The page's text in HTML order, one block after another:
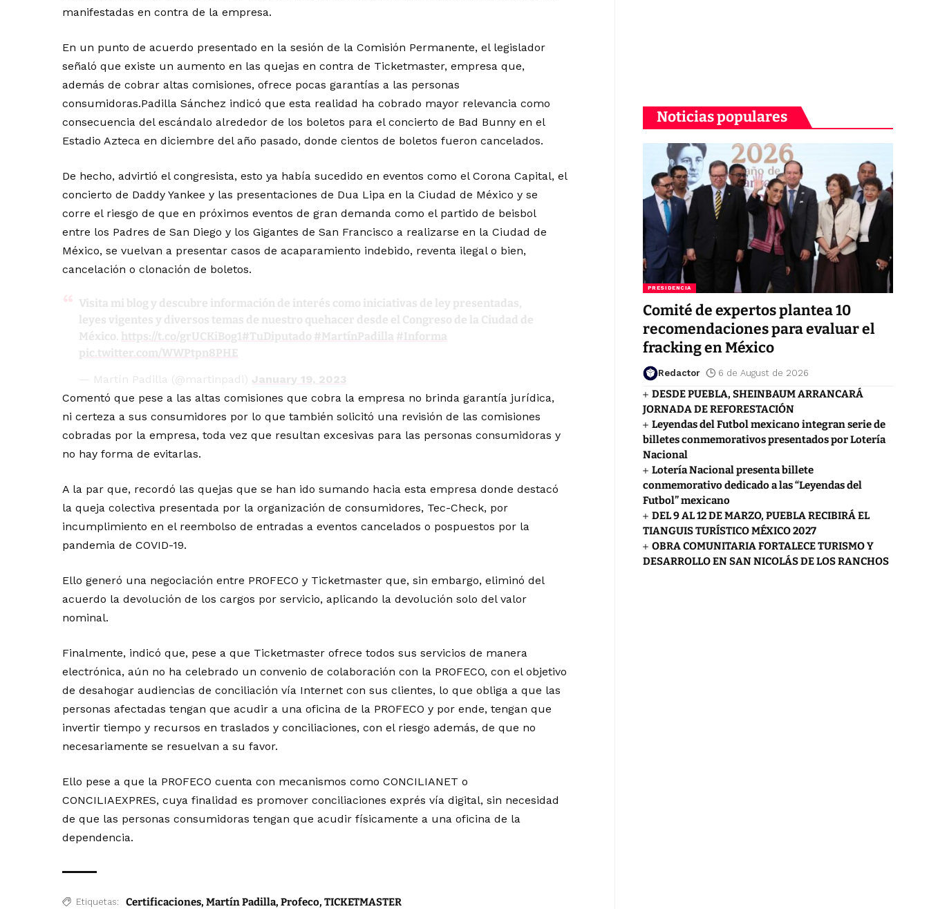
manifestadas en contra de la empresa.
En un punto de acuerdo presentado en la sesión de la Comisión Permanente, el legislador
señaló que existe un aumento en las quejas en contra de Ticketmaster, empresa que,
además de cobrar altas comisiones, ofrece pocas garantías a las personas
consumidoras.Padilla Sánchez indicó que esta realidad ha cobrado mayor relevancia como
consecuencia del escándalo alrededor de los boletos para el concierto de Bad Bunny en el
Estadio Azteca en diciembre del año pasado, donde cientos de boletos fueron cancelados.
De hecho, advirtió el congresista, esto ya había sucedido en eventos como el Corona Capital, el
concierto de Daddy Yankee y las presentaciones de Dua Lipa en la Ciudad de México y se
corre el riesgo de que en próximos eventos de gran demanda como el partido de beisbol
entre los Padres de San Diego y los Gigantes de San Francisco a realizarse en la Ciudad de
México, se vuelvan a presentar casos de acaparamiento indebido, reventa ilegal o bien,
cancelación o clonación de boletos.
Visita mi blog y descubre información de interés como iniciativas de ley presentadas,
leyes vigentes y diversos temas de nuestro quehacer desde el Congreso de la Ciudad de
México. https://t.co/grUCKiBog1#TuDiputado #MartínPadilla #Informa
pic.twitter.com/WWPtpn8PHE
— Martín Padilla (@martinpadi) January 19, 2023
Comentó que pese a las altas comisiones que cobra la empresa no brinda garantía jurídica,
ni certeza a sus consumidores por lo que también solicitó una revisión de las comisiones
cobradas por la empresa, toda vez que resultan excesivas para las personas consumidoras y
no hay forma de evitarlas.
A la par que, recordó las quejas que se han ido sumando hacia esta empresa donde destacó
la queja colectiva presentada por la organización de consumidores, Tec-Check, por
incumplimiento en el reembolso de entradas a eventos cancelados o pospuestos por la
pandemia de COVID-19.
Ello generó una negociación entre PROFECO y Ticketmaster que, sin embargo, eliminó del
acuerdo la devolución de los cargos por servicio, aplicando la devolución solo del valor
nominal.
Finalmente, indicó que, pese a que Ticketmaster ofrece todos sus servicios de manera
electrónica, aún no ha celebrado un convenio de colaboración con la PROFECO, con el objetivo
de desahogar audiencias de conciliación vía Internet con sus clientes, lo que obliga a que las
personas afectadas tengan que acudir a una oficina de la PROFECO y por ende, tengan que
invertir tiempo y recursos en traslados y conciliaciones, con el riesgo además, de que no
necesariamente se resuelvan a su favor.
Ello pese a que la PROFECO cuenta con mecanismos como CONCILIANET o
CONCILIAEXPRES, cuya finalidad es promover conciliaciones exprés vía digital, sin necesidad
de que las personas consumidoras tengan que acudir físicamente a una oficina de la
dependencia.
Etiquetas: Certificaciones,Martín Padilla,Profeco,TICKETMASTER
Noticias populares
PRESIDENCIA
Comité de expertos plantea 10
recomendaciones para evaluar el
fracking en México
Redactor 6 de August de 2026
DESDE PUEBLA, SHEINBAUM ARRANCARÁ
JORNADA DE REFORESTACIÓN
Leyendas del Futbol mexicano integran serie de
billetes conmemorativos presentados por Lotería
Nacional
Lotería Nacional presenta billete
conmemorativo dedicado a las “Leyendas del
Futbol” mexicano
DEL 9 AL 12 DE MARZO, PUEBLA RECIBIRÁ EL
TIANGUIS TURÍSTICO MÉXICO 2027
OBRA COMUNITARIA FORTALECE TURISMO Y
DESARROLLO EN SAN NICOLÁS DE LOS RANCHOS